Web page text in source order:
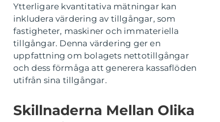
Ytterligare kvantitativa mätningar kan
inkludera värdering av tillgångar, som
fastigheter, maskiner och immateriella
tillgångar. Denna värdering ger en
uppfattning om bolagets nettotillgångar
och dess förmåga att generera kassaflöden
utifrån sina tillgångar.
Skillnaderna Mellan Olika